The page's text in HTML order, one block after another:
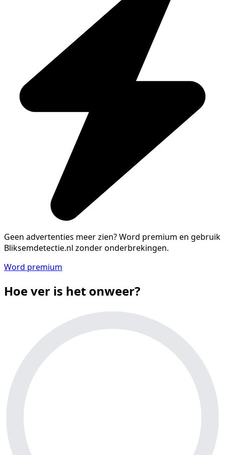
Geen advertenties meer zien?Word premium en gebruik
Bliksemdetectie.nl zonder onderbrekingen.
Word premium
Hoe ver is het onweer?